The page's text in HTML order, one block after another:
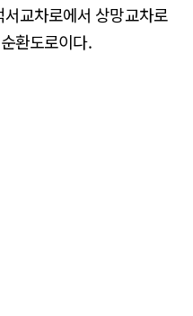
교차로에서 상망교차로
환도로이다.